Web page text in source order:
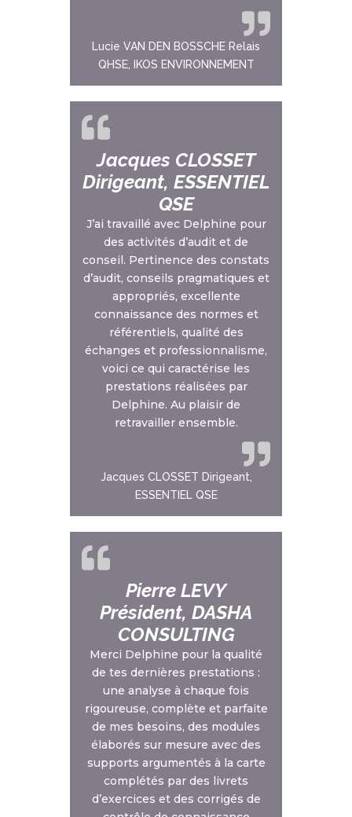
Lucie VAN DEN BOSSCHE Relais
QHSE, IKOS ENVIRONNEMENT
Jacques CLOSSET
Dirigeant, ESSENTIEL
QSE
J’ai travaillé avec Delphine pour
des activités d’audit et de
conseil. Pertinence des constats
d’audit, conseils pragmatiques et
appropriés, excellente
connaissance des normes et
référentiels, qualité des
échanges et professionnalisme,
voici ce qui caractérise les
prestations réalisées par
Delphine. Au plaisir de
retravailler ensemble.
Jacques CLOSSET Dirigeant,
ESSENTIEL QSE
Pierre LEVY
Président, DASHA
CONSULTING
Merci Delphine pour la qualité
de tes dernières prestations :
une analyse à chaque fois
rigoureuse, complète et parfaite
de mes besoins, des modules
élaborés sur mesure avec des
supports argumentés à la carte
complétés par des livrets
d’exercices et des corrigés de